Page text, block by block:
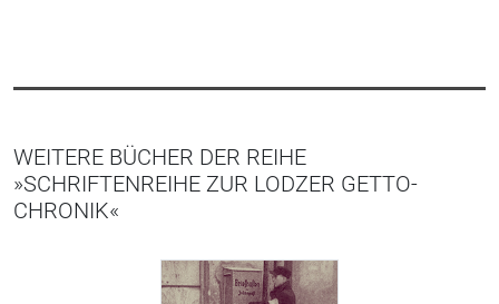
WEITERE BÜCHER DER REIHE
»SCHRIFTENREIHE ZUR LODZER GETTO-
CHRONIK«